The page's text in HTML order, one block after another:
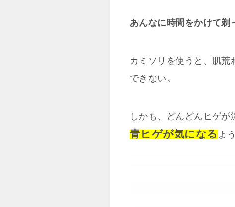
あんなに時間をかけて剃
カミソリを使うと、肌荒
できない。
しかも、どんどんヒゲが
青ヒゲが気になる よ